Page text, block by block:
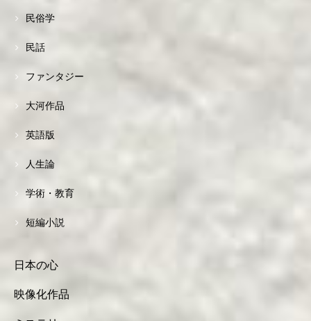
民俗学
民話
ファンタジー
大河作品
英語版
人生論
学術・教育
短編小説
日本の心
映像化作品